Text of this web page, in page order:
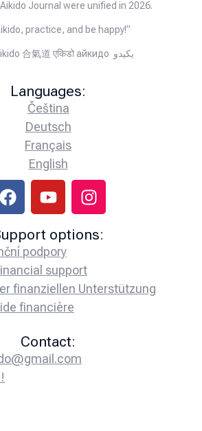
Journal were unified in 2026.
practice, and be happy!”
합기도 Aikido 合氣道 एकिडो айкидо يكيدو
Languages:
Čeština
Deutsch
Français
English
options:
podpory
support
finanziellen Unterstützung
financière
Contact: